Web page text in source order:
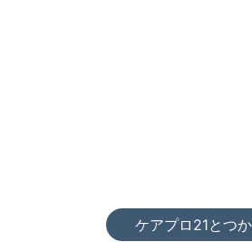
ケアプロ21とつか